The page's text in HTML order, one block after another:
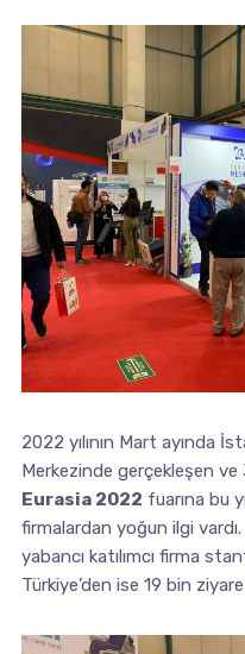
2022 yılının Mart ayında
Merkezinde gerçekleşen
Eurasia 2022 fuarına bu
firmalardan yoğun ilgi
yabancı katılımcı firma
Türkiye’den ise 19 bin